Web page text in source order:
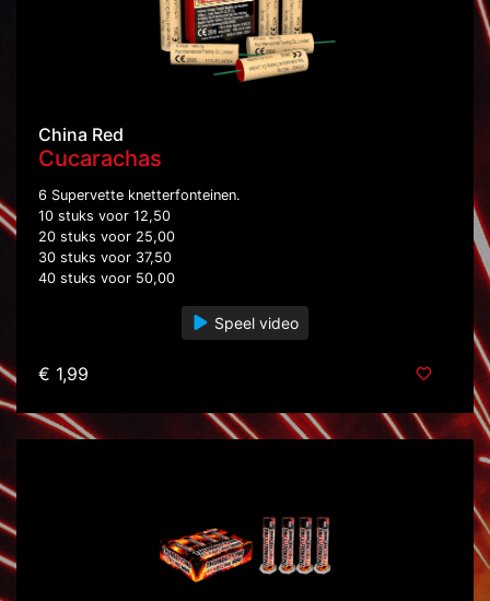
China Red
Cucarachas
6 Supervette knetterfonteinen.
10 stuks voor 12,50
20 stuks voor 25,00
30 stuks voor 37,50
40 stuks voor 50,00
Speel video
€ 1,99